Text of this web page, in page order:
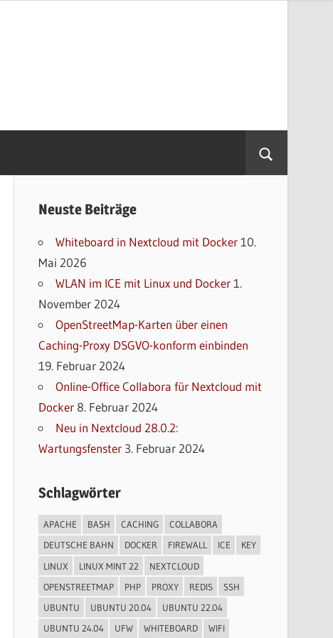
Neuste Beiträge
Whiteboard in Nextcloud mit Docker10.
Mai 2026
WLAN im ICE mit Linux und Docker1.
November 2024
OpenStreetMap-Karten über einen
Caching-Proxy DSGVO-konform einbinden
19. Februar 2024
Online-Office Collabora für Nextcloud mit
Docker 8. Februar 2024
Neu in Nextcloud 28.0.2:
Wartungsfenster 3. Februar 2024
Schlagwörter
APACHE BASH CACHING
COLLABORA
DEUTSCHE BAHN
DOCKER FIREWALL ICE
KEY
LINUX
LINUX MINT 22
NEXTCLOUD
OPENSTREETMAP
PHP PROXY REDIS
SSH
UBUNTU
UBUNTU 20.04
UBUNTU 22.04
UBUNTU 24.04
UFW WHITEBOARD WIFI